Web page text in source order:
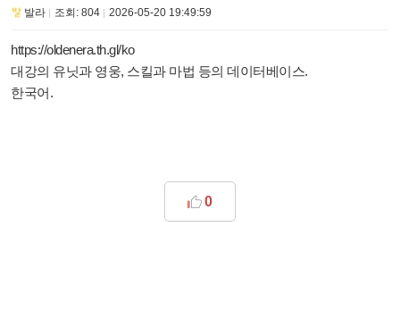
발라 조회: 804 2026-05-20 19:49:59
https://oldenera.th.gl/ko
대강의 유닛과 영웅, 스킬과 마법 등의 데이터베이스.
한국어.
0